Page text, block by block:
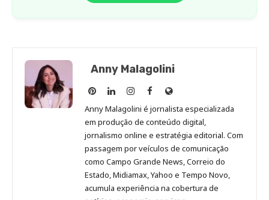
Anny Malagolini
Anny
Malagolini
no
Pinterest
Anny
Malagolini
no
LinkedIn
Anny
Malagolini
no
Instagram
Anny
Malagolini
no
Facebook
Site
de
Anny
Malagolini
Anny Malagolini é jornalista especializada
em produção de conteúdo digital,
jornalismo online e estratégia editorial. Com
passagem por veículos de comunicação
como Campo Grande News, Correio do
Estado, Midiamax, Yahoo e Tempo Novo,
acumula experiência na cobertura de